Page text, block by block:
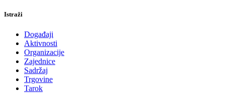
Istraži
Događaji
Aktivnosti
Organizacije
Zajednice
Sadržaj
Trgovine
Tarok